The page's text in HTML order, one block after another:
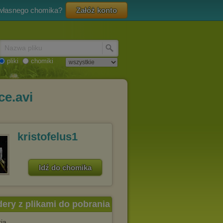
chomika? Załóż konto
pliki chomiki
kristofelus1
Idź do chomika
z plikami do pobrania